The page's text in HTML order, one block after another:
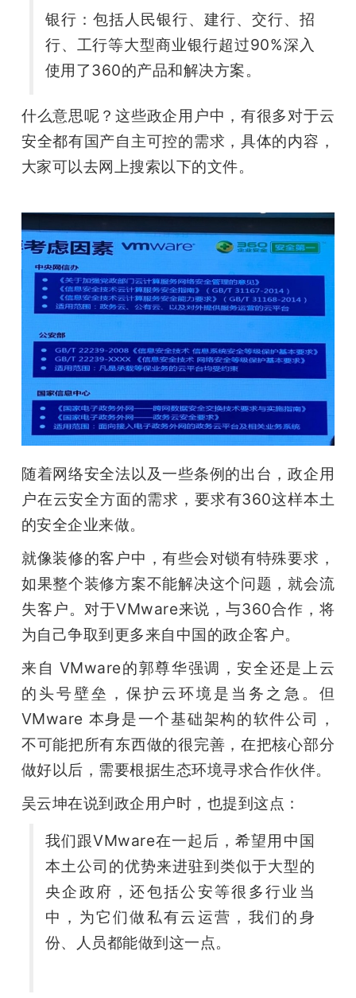
银行：包括人民银行、建行、交行、招
行、工行等大型商业银行超过90%深入
使用了360的产品和解决方案。
什么意思呢？这些政企用户中，有很多对于云
安全都有国产自主可控的需求，具体的内容，
大家可以去网上搜索以下的文件。
随着网络安全法以及一些条例的出台，政企用
户在云安全方面的需求，要求有360这样本土
的安全企业来做。
就像装修的客户中，有些会对锁有特殊要求，
如果整个装修方案不能解决这个问题，就会流
失客户。对于VMware来说，与360合作，将
为自己争取到更多来自中国的政企客户。
来自 VMware的郭尊华强调，安全还是上云
的头号壁垒，保护云环境是当务之急。但
VMware 本身是一个基础架构的软件公司，
不可能把所有东西做的很完善，在把核心部分
做好以后，需要根据生态环境寻求合作伙伴。
吴云坤在说到政企用户时，也提到这点：
我们跟VMware在一起后，希望用中国
本土公司的优势来进驻到类似于大型的
央企政府，还包括公安等很多行业当
中，为它们做私有云运营，我们的身
份、人员都能做到这一点。